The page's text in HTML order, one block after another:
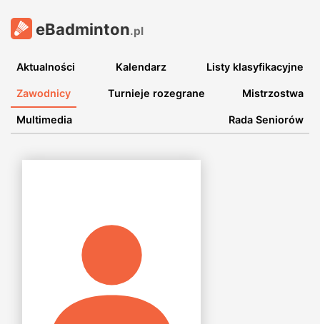
eBadminton.pl
Aktualności Kalendarz Listy klasyfikacyjne
Zawodnicy Turnieje rozegrane Mistrzostwa
Multimedia Rada Seniorów